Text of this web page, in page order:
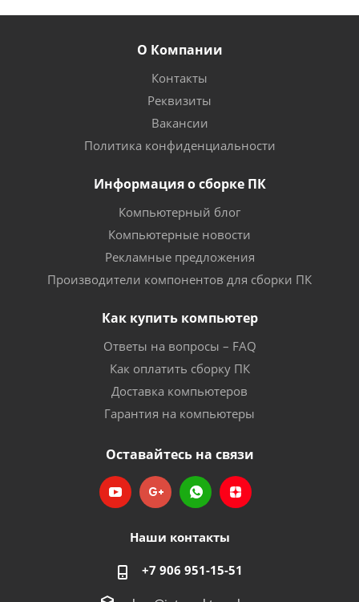
О Компании
Контакты
Реквизиты
Вакансии
Политика конфиденциальности
Информация о сборке ПК
Компьютерный блог
Компьютерные новости
Рекламные предложения
Производители компонентов для сборки ПК
Как купить компьютер
Ответы на вопросы – FAQ
Как оплатить сборку ПК
Доставка компьютеров
Гарантия на компьютеры
Оставайтесь на связи
Наши контакты
+7 906 951-15-51